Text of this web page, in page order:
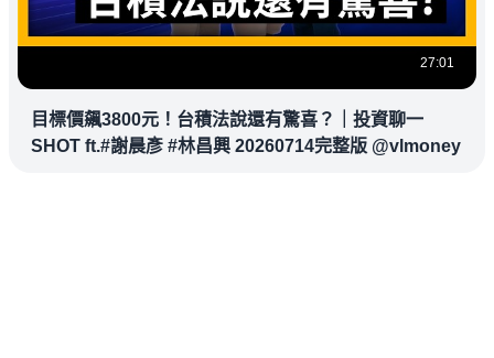
27:01
目標價飆3800元！台積法說還有驚喜？｜投資聊一
SHOT ft.#謝晨彥 #林昌興 20260714完整版 @vlmoney